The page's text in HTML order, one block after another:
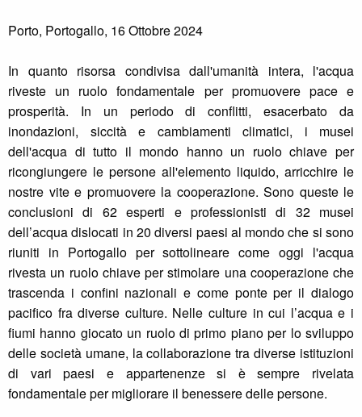
Porto, Portogallo, 16 Ottobre 2024
In quanto risorsa condivisa dall'umanità intera, l'acqua
riveste un ruolo fondamentale per promuovere pace e
prosperità. In un periodo di conflitti, esacerbato da
inondazioni, siccità e cambiamenti climatici, i musei
dell'acqua di tutto il mondo hanno un ruolo chiave per
ricongiungere le persone all'elemento liquido, arricchire le
nostre vite e promuovere la cooperazione. Sono queste le
conclusioni di 62 esperti e professionisti di 32 musei
dell’acqua dislocati in 20 diversi paesi al mondo che si sono
riuniti in Portogallo per sottolineare come oggi l'acqua
rivesta un ruolo chiave per stimolare una cooperazione che
trascenda i confini nazionali e come ponte per il dialogo
pacifico fra diverse culture. Nelle culture in cui l’acqua e i
fiumi hanno giocato un ruolo di primo piano per lo sviluppo
delle società umane, la collaborazione tra diverse istituzioni
di vari paesi e appartenenze si è sempre rivelata
fondamentale per migliorare il benessere delle persone.